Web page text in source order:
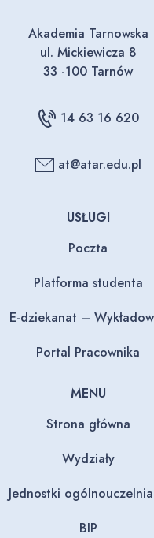
Akademia Tarnowska
ul. Mickiewicza 8
33 -100 Tarnów
14 63 16 620
at@atar.edu.pl
USŁUGI
Poczta
Platforma studenta
E-dziekanat –
Portal Pracownika
MENU
Strona główna
Wydziały
Jednostki
BIP